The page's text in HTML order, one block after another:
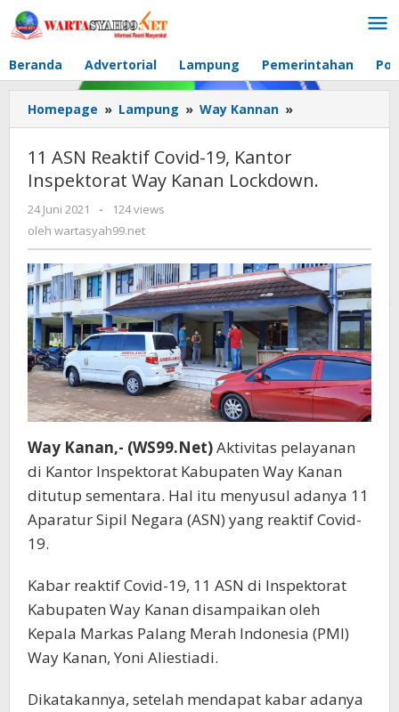
Lewati
ke
Beranda
Advertorial Lampung Pemerintahan
Homepage » Lampung » Way Kannan »
ASN
19,
Lockdown.
11 ASN Reaktif Covid-19, Kantor
Inspektorat Way Kanan Lockdown.
24 Juni 2021
oleh
wartasyah99.net
-
124 views
oleh wartasyah99.net
Way Kanan,- (WS99.Net)Aktivitas pelayanan
di Kantor Inspektorat Kabupaten Way Kanan
ditutup sementara. Hal itu menyusul adanya 11
Aparatur Sipil Negara (ASN) yang reaktif Covid-
19.
Kabar reaktif Covid-19, 11 ASN di Inspektorat
Kabupaten Way Kanan disampaikan oleh
Kepala Markas Palang Merah Indonesia (PMI)
Way Kanan, Yoni Aliestiadi.
Dikatakannya, setelah mendapat kabar adanya